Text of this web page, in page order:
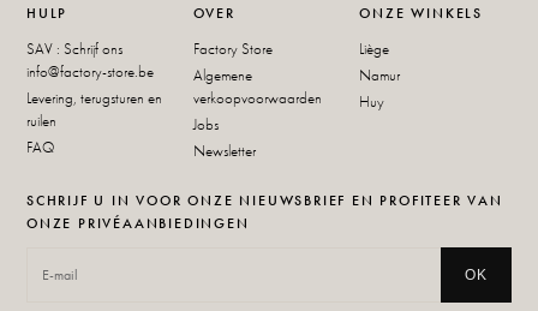
HULP
SAV : Schrijf ons
info@factory-store.be
Levering, terugsturen en
ruilen
FAQ
OVER
Factory Store
Algemene
verkoopvoorwaarden
Jobs
Newsletter
ONZE WINKELS
Liège
Namur
Huy
SCHRIJF U IN VOOR ONZE NIEUWSBRIEF EN PROFITEER VAN
ONZE PRIVÉAANBIEDINGEN
OK